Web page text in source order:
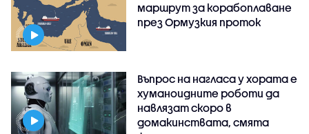
маршрут за корабоплаване
през Ормузкия проток
Въпрос на нагласа у хората е
хуманоидните роботи да
навлязат скоро в
домакинствата, смята